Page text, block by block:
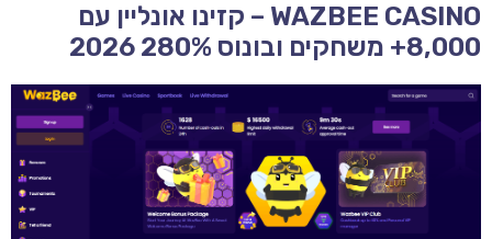
WAZBEE CASINO – קזינו אונליין עם
8,000+ משחקים ובונוס 280% 2026